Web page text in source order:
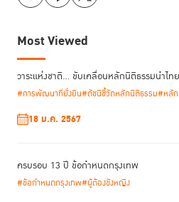
Most Viewed
วาระแห่งชาติ… ขับเคลื่อนหลักนิติธรรมนำไทย
#การพัฒนาที่ยั่งยืน#ดัชนีชี้วัดหลักนิติธรรม#หลั
18 ม.ค. 2567
ครบรอบ 13 ปี ข้อกำหนดกรุงเทพ
#ข้อกำหนดกรุงเทพ#ผู้ต้องขังหญิง